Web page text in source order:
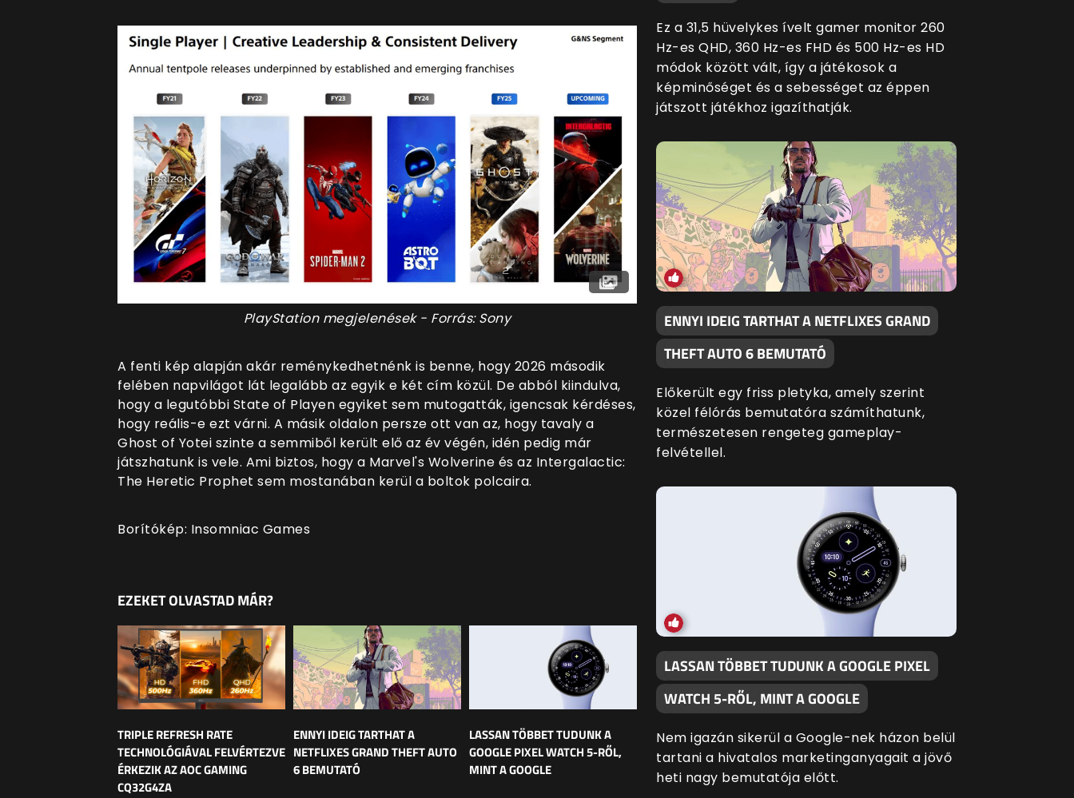
PlayStation megjelenések - Forrás: Sony
A fenti kép alapján akár reménykedhetnénk is benne, hogy 2026 második
felében napvilágot lát legalább az egyik e két cím közül. De abból kiindulva,
hogy a legutóbbi State of Playen egyiket sem mutogatták, igencsak kérdéses,
hogy reális-e ezt várni. A másik oldalon persze ott van az, hogy tavaly a
Ghost of Yotei szinte a semmiből került elő az év végén, idén pedig már
játszhatunk is vele. Ami biztos, hogy a Marvel's Wolverine és az Intergalactic:
The Heretic Prophet sem mostanában kerül a boltok polcaira.
Borítókép: Insomniac Games
EZEKET OLVASTAD MÁR?
TRIPLE REFRESH RATE
TECHNOLÓGIÁVAL FELVÉRTEZVE
ÉRKEZIK AZ AOC GAMING
CQ32G4ZA
ENNYI IDEIG TARTHAT A
NETFLIXES GRAND THEFT AUTO
6 BEMUTATÓ
LASSAN TÖBBET TUDUNK A
GOOGLE PIXEL WATCH 5-RŐL,
MINT A GOOGLE
Ez a 31,5 hüvelykes ívelt gamer monitor 260
Hz-es QHD, 360 Hz-es FHD és 500 Hz-es HD
módok között vált, így a játékosok a
képminőséget és a sebességet az éppen
játszott játékhoz igazíthatják.
ENNYI IDEIG TARTHAT A NETFLIXES GRAND
THEFT AUTO 6 BEMUTATÓ
Előkerült egy friss pletyka, amely szerint
közel félórás bemutatóra számíthatunk,
természetesen rengeteg gameplay-
felvétellel.
LASSAN TÖBBET TUDUNK A GOOGLE PIXEL
WATCH 5-RŐL, MINT A GOOGLE
Nem igazán sikerül a Google-nek házon belül
tartani a hivatalos marketinganyagait a jövő
heti nagy bemutatója előtt.